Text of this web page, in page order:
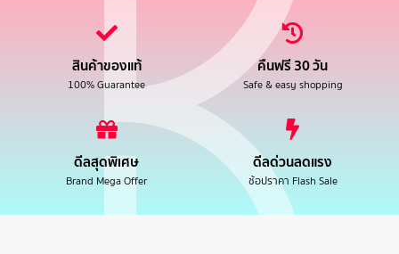
สินค้าของแท้
100% Guarantee
คืนฟรี 30 วัน
Safe & easy shopping
ดีลสุดพิเศษ
Brand Mega Offer
ดีลด่วนลดแรง
ช้อปราคา Flash Sale